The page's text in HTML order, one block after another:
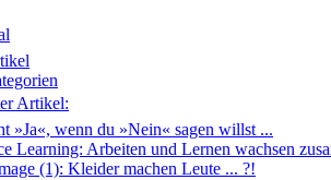
Artikel:
»Ja«, wenn du »Nein« sagen willst ...
Learning: Arbeiten und Lernen wachsen
(1): Kleider machen Leute ... ?!